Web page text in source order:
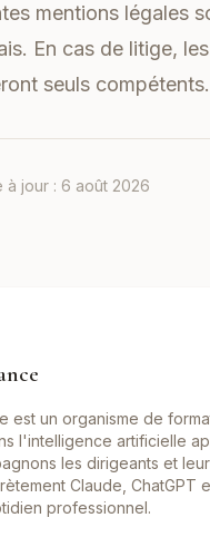
mentions légales
En cas de litige,
seuls compétents.
à jour : 6 août 2026
est un organisme de
l'intelligence artificielle
les dirigeants et
Claude, ChatGPT
professionnel.